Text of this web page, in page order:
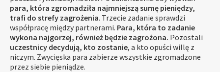
para, która zgromadziła najmniejszą sumę pieniędzy,
trafi do strefy zagrożenia. Trzecie zadanie sprawdzi
współpracę między partnerami. Para, która to zadanie
wykona najgorzej, również będzie zagrożona. Pozostali
uczestnicy decydują, kto zostanie, a kto opuści willę z
niczym. Zwycięska para zabierze wszystkie zgromadzone
przez siebie pieniądze.